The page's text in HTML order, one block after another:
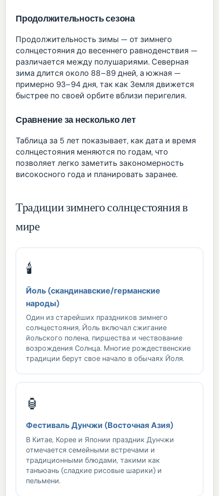
Продолжительность сезона
Продолжительность зимы — от зимнего
солнцестояния до весеннего равноденствия —
различается между полушариями. Северная
зима длится около 88–89 дней, а южная —
примерно 93–94 дня, так как Земля движется
быстрее по своей орбите вблизи перигелия.
Сравнение за несколько лет
Таблица за 5 лет показывает, как дата и время
солнцестояния меняются по годам, что
позволяет легко заметить закономерность
високосного года и планировать заранее.
Традиции зимнего солнцестояния в
мире
🕯️
Йоль (скандинавские/германские
народы)
Один из старейших праздников зимнего
солнцестояния, Йоль включал сжигание
йольского полена, пиршества и чествование
возрождения Солнца. Многие рождественские
традиции берут свое начало в обычаях Йоля.
🏮
Фестиваль Дунчжи (Восточная Азия)
В Китае, Корее и Японии праздник Дунчжи
отмечается семейными встречами и
традиционными блюдами, такими как
танъюань (сладкие рисовые шарики) и
пельмени.